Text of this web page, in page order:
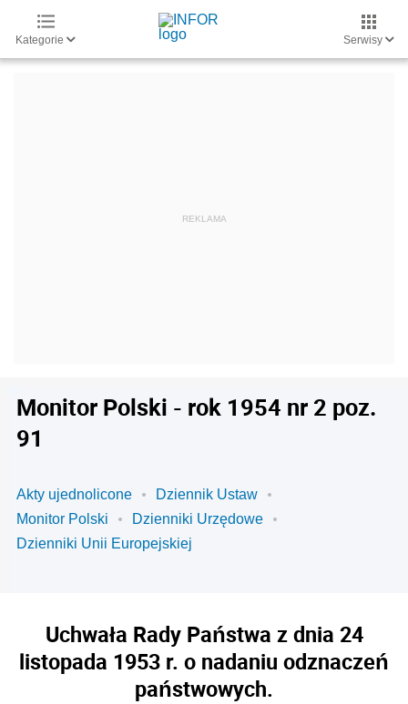
Kategorie Serwisy
Monitor Polski - rok 1954 nr 2 poz.
91
Akty ujednolicone
Dziennik Ustaw
Monitor Polski
Dzienniki Urzędowe
Dzienniki Unii Europejskiej
Uchwała Rady Państwa z dnia 24
listopada 1953 r. o nadaniu odznaczeń
państwowych.